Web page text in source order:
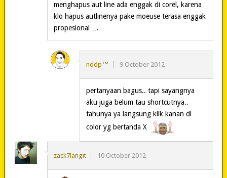
menghapus aut line ada enggak di corel, karena
klo hapus autlinenya pake moeuse terasa enggak
propesional….
ndöp™ 9 October 2012
pertanyaan bagus.. tapi sayangnya
aku juga belum tau shortcutnya..
tahunya ya langsung klik kanan di
color yg bertanda X
zack7langit 10 October 2012